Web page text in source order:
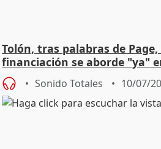
Tolón, tras palabras de
financiación se aborde "ya"
Sonido Totales 10/07/